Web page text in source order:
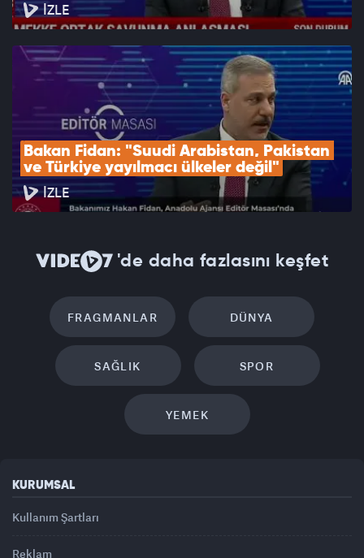
İZLE
Bakan Fidan: "Suudi Arabistan, Pakistan
ve Türkiye yayılmacı ülkeler değil"
İZLE
'de daha fazlasını keşfet
FRAGMANLAR DÜNYA
SAĞLIK SPOR
YEMEK
KURUMSAL
Kullanım Şartları
Reklam